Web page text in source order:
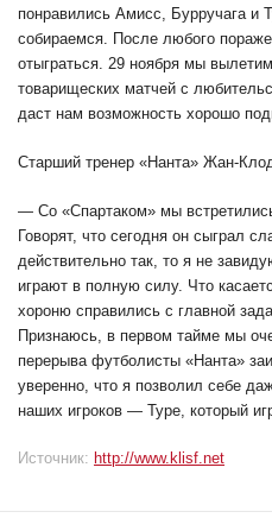
понравились Амисс, Бурручага и
собираемся. После любого
отыграться. 29 ноября мы
товарищеских матчей с
даст нам возможность хорошо
Старший тренер «Нанта» Жан-
— Со «Спартаком» мы
Говорят, что сегодня он сыграл
действительно так, то я не
играют в полную силу. Что
хороню справились с главной
Признаюсь, в первом тайме мы
перерыва футболисты «Нанта»
уверенно, что я позволил себе
наших игроков — Туре, который
Источник: http://www.klisf.net